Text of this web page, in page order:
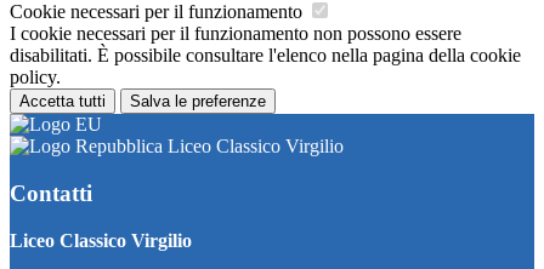
Cookie necessari per il funzionamento
I cookie necessari per il funzionamento non possono essere
disabilitati. È possibile consultare l'elenco nella pagina della cookie
policy.
Accetta tutti Salva le preferenze
Liceo Classico Virgilio
Contatti
Liceo Classico Virgilio